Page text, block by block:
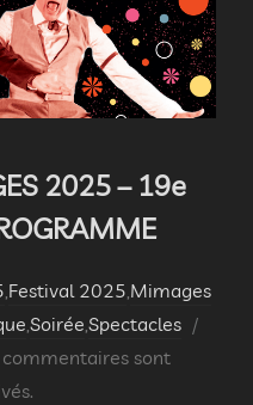
2025 – 19e
,Festival 2025,Mimages
,Soirée,Spectacles
commentaires sont